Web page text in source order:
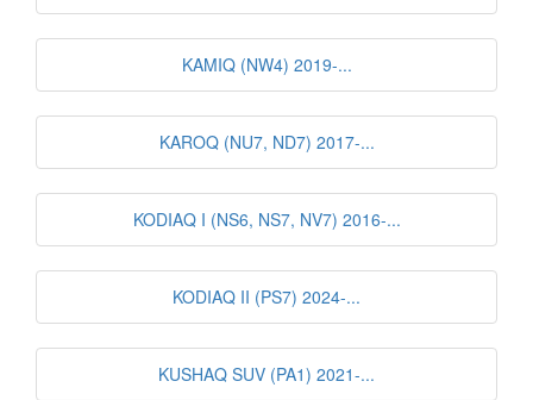
KAMIQ (NW4) 2019-...
KAROQ (NU7, ND7) 2017-...
KODIAQ I (NS6, NS7, NV7) 2016-...
KODIAQ II (PS7) 2024-...
KUSHAQ SUV (PA1) 2021-...